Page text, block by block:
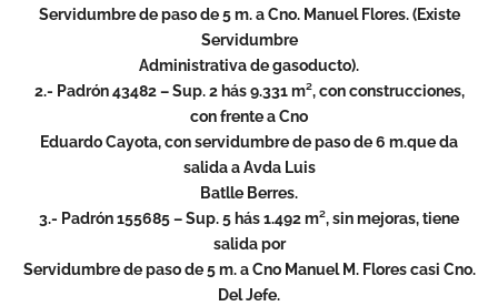
Servidumbre de paso de 5 m. a Cno. Manuel Flores. (Existe
Servidumbre
Administrativa de gasoducto).
2.- Padrón 43482 – Sup. 2 hás 9.331 m², con construcciones,
con frente a Cno
Eduardo Cayota, con servidumbre de paso de 6 m.que da
salida a Avda Luis
Batlle Berres.
3.- Padrón 155685 – Sup. 5 hás 1.492 m², sin mejoras, tiene
salida por
Servidumbre de paso de 5 m. a Cno Manuel M. Flores casi Cno.
Del Jefe.